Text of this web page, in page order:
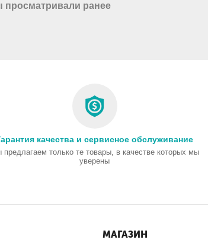
просматривали ранее
качества и сервисное обслуживание
предлагаем только те товары, в качестве которых мы
уверены
МАГАЗИН